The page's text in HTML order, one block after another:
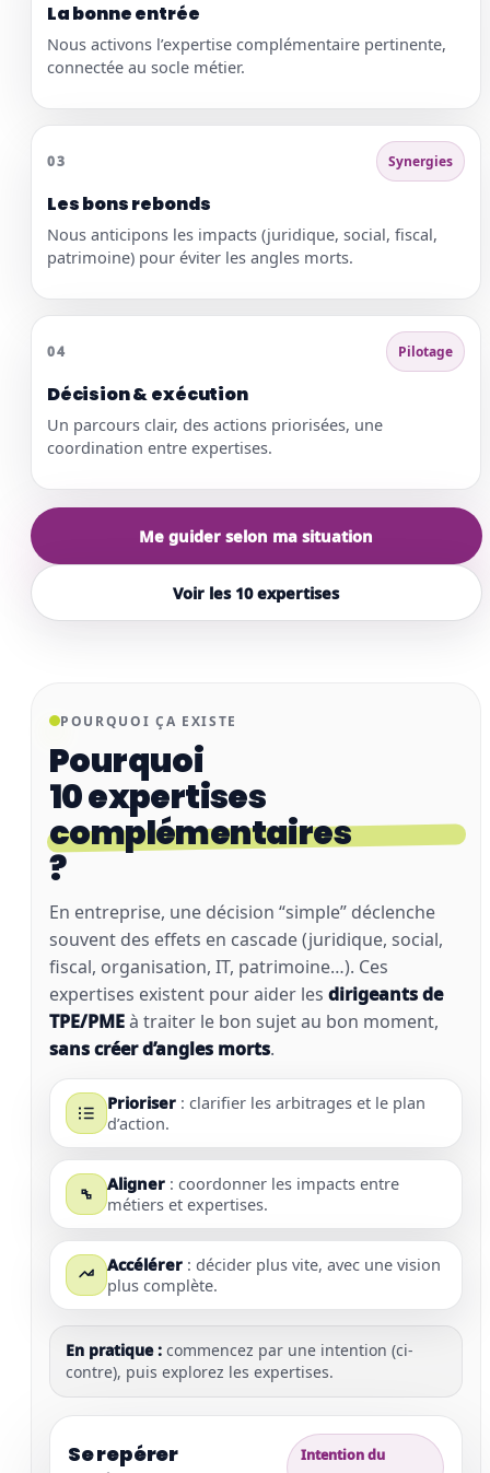
La bonne entrée
Nous activons l’expertise complémentaire pertinente,
connectée au socle métier.
03 Synergies
Les bons rebonds
Nous anticipons les impacts (juridique, social, fiscal,
patrimoine) pour éviter les angles morts.
04 Pilotage
Décision & exécution
Un parcours clair, des actions priorisées, une
coordination entre expertises.
Me guider selon ma situation
Voir les 10 expertises
POURQUOI ÇA EXISTE
Pourquoi
10 expertises
complémentaires
?
En entreprise, une décision “simple” déclenche
souvent des effets en cascade (juridique, social,
fiscal, organisation, IT, patrimoine…). Ces
expertises existent pour aider les dirigeants de
TPE/PMEà traiter le bon sujet au bon moment,
sans créer d’angles morts.
Prioriser: clarifier les arbitrages et le plan
d’action.
Aligner: coordonner les impacts entre
métiers et expertises.
Accélérer: décider plus vite, avec une vision
plus complète.
En pratique :commencez par une intention (ci-
contre), puis explorez les expertises.
Se repérer
Intention du